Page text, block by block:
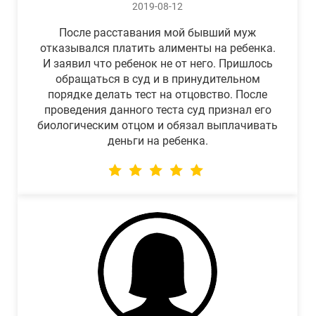
2019-08-12
После расставания мой бывший муж
отказывался платить алименты на ребенка.
И заявил что ребенок не от него. Пришлось
обращаться в суд и в принудительном
порядке делать тест на отцовство. После
проведения данного теста суд признал его
биологическим отцом и обязал выплачивать
деньги на ребенка.